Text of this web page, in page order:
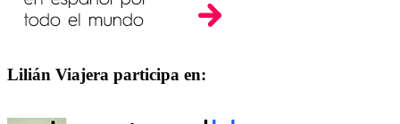
Lilián Viajera participa en: